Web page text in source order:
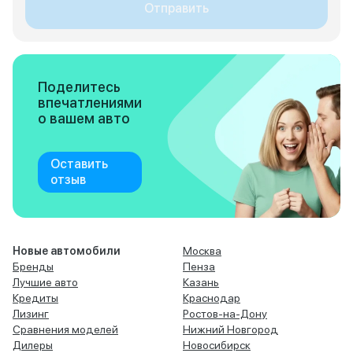
Отправить
Поделитесь
впечатлениями
о вашем авто
Оставить
отзыв
Новые автомобили
Бренды
Лучшие авто
Кредиты
Лизинг
Сравнения моделей
Дилеры
Москва
Пенза
Казань
Краснодар
Ростов-на-Дону
Нижний Новгород
Новосибирск